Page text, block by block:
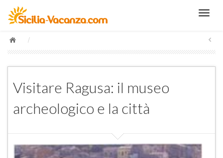
/
Visitare Ragusa: il museo
archeologico e la città